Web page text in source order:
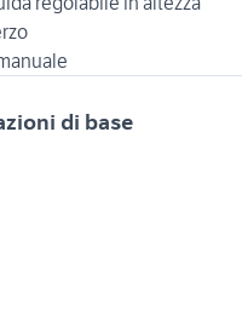
di base